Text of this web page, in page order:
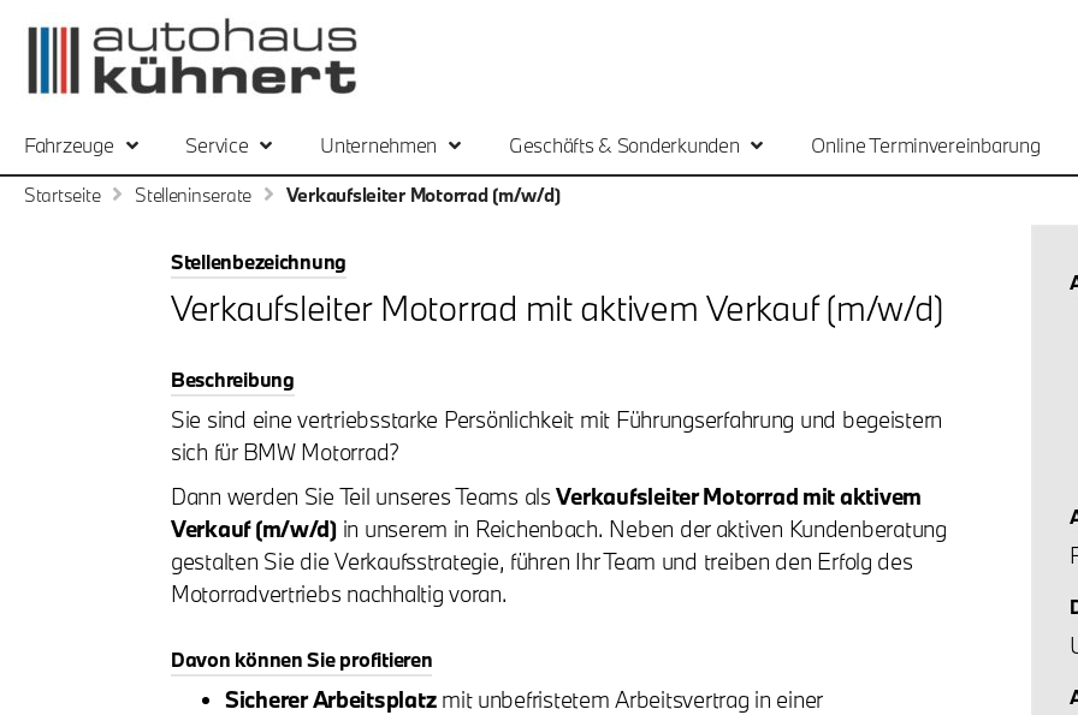
Fahrzeuge Service Unternehmen Geschäfts & Sonderkunden Online Terminvereinbarung
Startseite Stelleninserate Verkaufsleiter Motorrad (m/w/d)
Stellenbezeichnung
Verkaufsleiter Motorrad mit aktivem Verkauf (m/w/d)
Beschreibung
Sie sind eine vertriebsstarke Persönlichkeit mit Führungserfahrung und begeistern
sich für BMW Motorrad?
Dann werden Sie Teil unseres Teams alsVerkaufsleiter Motorrad mit aktivem
Verkauf (m/w/d)in unserem in Reichenbach. Neben der aktiven Kundenberatung
gestalten Sie die Verkaufsstrategie, führen Ihr Team und treiben den Erfolg des
Motorradvertriebs nachhaltig voran.
Davon können Sie profitieren
Sicherer Arbeitsplatzmit unbefristetem Arbeitsvertrag in einer